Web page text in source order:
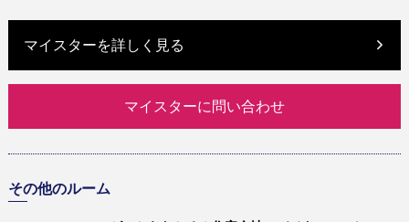
マイスターを詳しく見る
マイスターに問い合わせ
その他のルーム